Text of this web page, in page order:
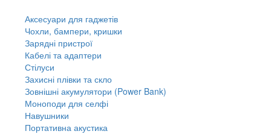
Аксесуари для гаджетів
Чохли, бампери, кришки
Зарядні пристрої
Кабелі та адаптери
Стілуси
Захисні плівки та скло
Зовнішні акумулятори (Power Bank)
Моноподи для селфі
Навушники
Портативна акустика